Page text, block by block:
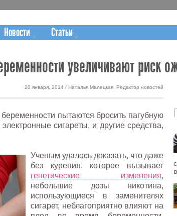
Новости Статьи
увеличивают риск
20 января, 2014 / Наталья Малецкая, Редактор новостей
пытаются бросить пагубную
сигареты, и другие средства,
Ученым удалось доказать, что даже
без курения, которое вызывает
генетические изменения,
небольшие дозы никотина,
использующиеся в заменителях
сигарет, неблагоприятно влияют на